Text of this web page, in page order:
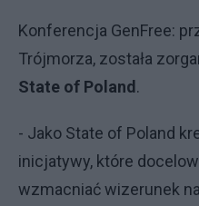
Konferencja GenFree:
Trójmorza, została
State of Poland.
- Jako State of Poland
inicjatywy, które
wzmacniać wizerunek